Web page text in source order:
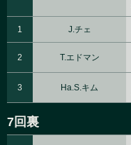
1 J.チェ
2 T.エドマン
3 Ha.S.キム
7回裏